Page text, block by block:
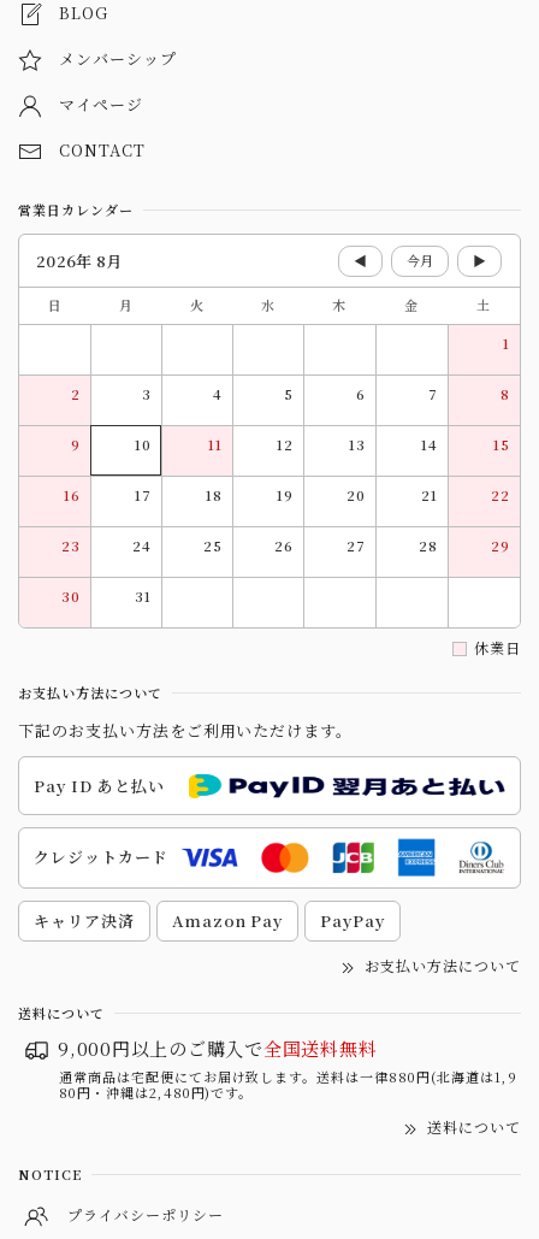
BLOG
メンバーシップ
マイページ
CONTACT
営業日カレンダー
2026年 8月 ◀ 今月 ▶
日 月 火 水 木 金
土
1
2 3 4 5 6 7 8
9 10 11 12 13 14 15
16 17 18 19 20 21 22
23 24 25 26 27 28 29
30 31
休業日
お支払い方法について
下記のお支払い方法をご利用いただけます。
Pay ID あと払い
クレジットカード
キャリア決済 Amazon Pay PayPay
お支払い方法について
送料について
9,000円以上のご購入で全国送料無料
通常商品は宅配便にてお届け致します。送料は一律880円(北海道は1,9
80円・沖縄は2,480円)です。
送料について
NOTICE
プライバシーポリシー